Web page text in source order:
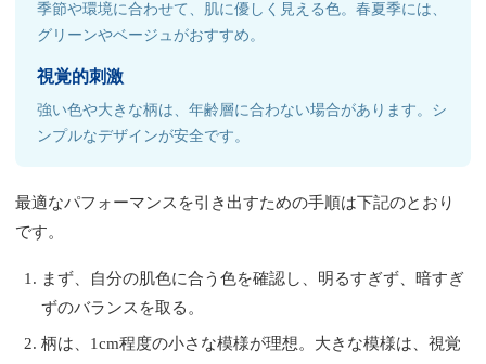
季節や環境に合わせて、肌に優しく見える色。春夏季には、
グリーンやベージュがおすすめ。
視覚的刺激
強い色や大きな柄は、年齢層に合わない場合があります。シ
ンプルなデザインが安全です。
最適なパフォーマンスを引き出すための手順は下記のとおり
です。
まず、自分の肌色に合う色を確認し、明るすぎず、暗すぎ
ずのバランスを取る。
柄は、1cm程度の小さな模様が理想。大きな模様は、視覚